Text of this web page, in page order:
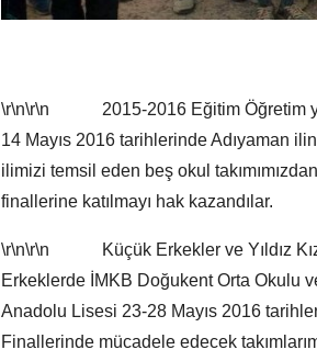
\r\n\r\n 2015-2016 Eğitim Öğretim yılı
14 Mayıs 2016 tarihlerinde Adıyaman
ilimizi temsil eden beş okul
finallerine katılmayı hak kazandılar.
\r\n\r\n Küçük Erkekler ve Yıldız
Erkeklerde İMKB Doğukent Orta Okulu
Anadolu Lisesi 23-28 Mayıs 2016
Finallerinde mücadele edecek